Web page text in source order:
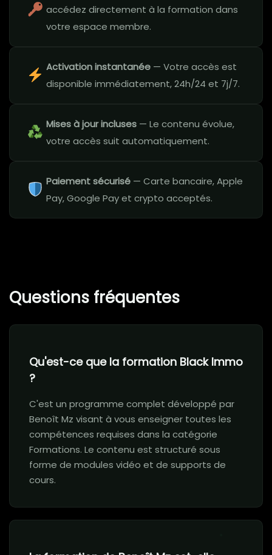
accédez directement à la formation dans
votre espace membre.
Activation instantanée — Votre accès est
disponible immédiatement, 24h/24 et 7j/7.
Mises à jour incluses — Le contenu évolue,
votre accès suit automatiquement.
Paiement sécurisé — Carte bancaire, Apple
Pay, Google Pay et crypto acceptés.
Questions fréquentes
Qu'est-ce que la formation Black Immo
?
C'est un programme complet développé par
Benoît Mz visant à vous enseigner toutes les
compétences requises dans la catégorie
Formations. Le contenu est structuré sous
forme de modules vidéo et de supports de
cours.